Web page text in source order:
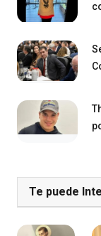
Te puede